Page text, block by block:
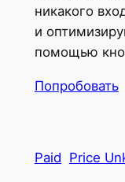
никакого
и
помощью
Попробовать
Paid Price